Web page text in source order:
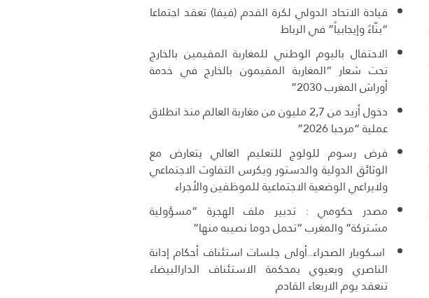
قيادة الاتحاد الدولي لكرة القدم (فيفا) تعقد اجتماعا
“بنّاءً وإيجابياً” في الرباط
الاحتفال باليوم الوطني للمغاربة المقيمين بالخارج
تحت شعار “المغاربة المقيمون بالخارج في خدمة
أوراش المغرب 2030”
دخول أزيد من 2,7 مليون من مغاربة العالم منذ انطلاق
عملية “مرحبا 2026”
فرض رسوم للولوج للتعليم العالي يتعارض مع
الوثائق الدولية والدستور ويكرس التفاوت الاجتماعي
ولايراعي الوضعية الاجتماعية للموظفين والأجراء
مصدر حكومي : تدبير ملف الهجرة “مسؤولية
مشتركة” والمغرب “تحمل دوما نصيبه منها”
اسكوبار الصحراء..أولى جلسات استئناف أحكام إدانة
الناصري وبعيوي بمحكمة الاستئناف الدارالبيضاء
تنعقد يوم الاربعاء القادم